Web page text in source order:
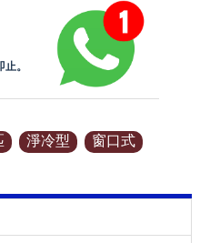
。
淨冷型 窗口式